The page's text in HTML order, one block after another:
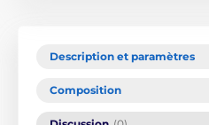
Description et paramètres
Composition